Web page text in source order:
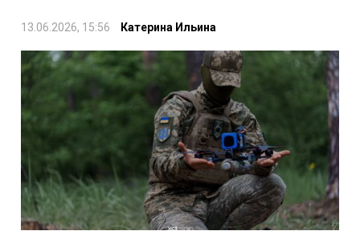
13.06.2026, 15:56 Катерина Ильина